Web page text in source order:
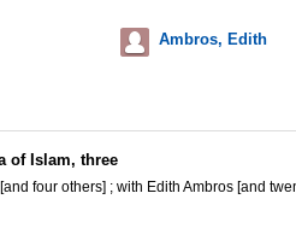
Ambros, Edith
of Islam, three
four others] ; with Edith Ambros [and